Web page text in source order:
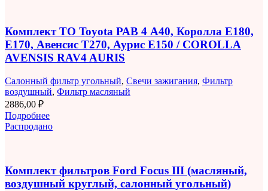
Комплект ТО Toyota РАВ 4 A40, Королла E180,
E170, Авенсис T270, Аурис E150 / COROLLA
AVENSIS RAV4 AURIS
Салонный фильтр угольный, Свечи зажигания, Фильтр
воздушный, Фильтр масляный
2886,00 ₽
Подробнее
Распродано
Комплект фильтров Ford Focus III (масляный,
воздушный круглый, салонный угольный)